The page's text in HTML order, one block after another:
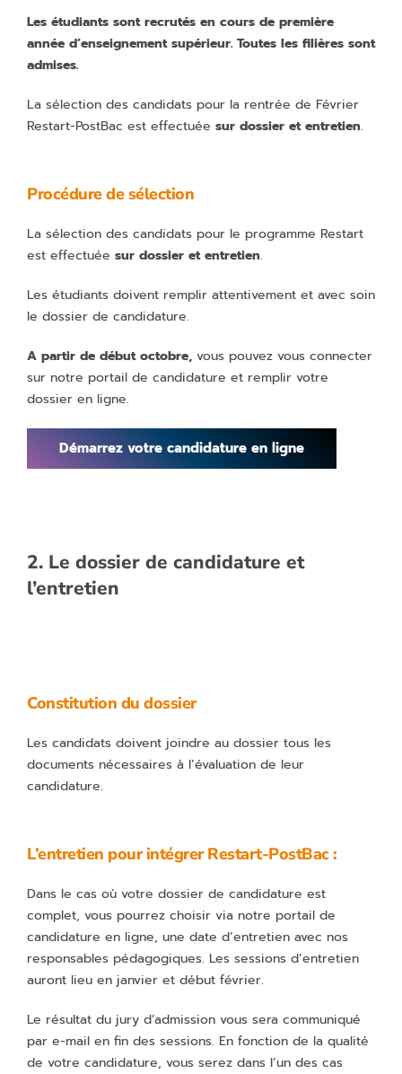
Les étudiants sont recrutés en cours de première
année d’enseignement supérieur. Toutes les filières sont
admises.
La sélection des candidats pour la rentrée de Février
Restart-PostBac est effectuée sur dossier et entretien.
Procédure de sélection
La sélection des candidats pour le programme Restart
est effectuée sur dossier et entretien.
Les étudiants doivent remplir attentivement et avec soin
le dossier de candidature.
A partir de début octobre, vous pouvez vous connecter
sur notre portail de candidature et remplir votre
dossier en ligne.
Démarrez votre candidature en ligne
2. Le dossier de candidature et
l’entretien
Constitution du dossier
Les candidats doivent joindre au dossier tous les
documents nécessaires à l’évaluation de leur
candidature.
L’entretien pour intégrer Restart-PostBac :
Dans le cas où votre dossier de candidature est
complet, vous pourrez choisir via notre portail de
candidature en ligne, une date d’entretien avec nos
responsables pédagogiques. Les sessions d’entretien
auront lieu en janvier et début février.
Le résultat du jury d’admission vous sera communiqué
par e-mail en fin des sessions. En fonction de la qualité
de votre candidature, vous serez dans l’un des cas